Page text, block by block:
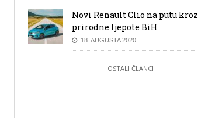
Novi Renault Clio na putu kroz
prirodne ljepote BiH
18. AUGUSTA 2020.
OSTALI ČLANCI